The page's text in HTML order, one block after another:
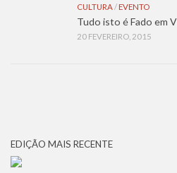
CULTURA/ EVENTO
Tudo isto é Fado em
20 FEVEREIRO, 2015
EDIÇÃO MAIS RECENTE